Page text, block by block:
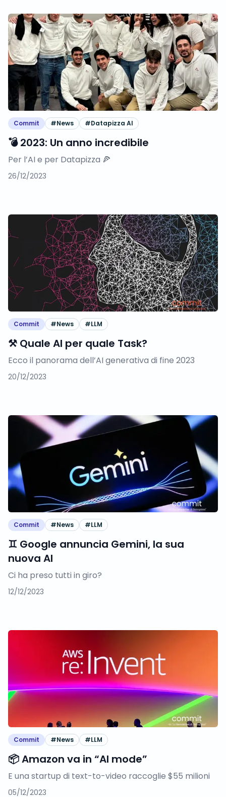
Commit #News #Datapizza AI
💣 2023: Un anno incredibile
Per l’AI e per Datapizza 🍕
26/12/2023
Commit #News #LLM
⚒️ Quale AI per quale Task?
Ecco il panorama dell’AI generativa di fine 2023
20/12/2023
Commit #News #LLM
♊️ Google annuncia Gemini, la sua
nuova AI
Ci ha preso tutti in giro?
12/12/2023
Commit #News #LLM
📦 Amazon va in “AI mode”
E una startup di text-to-video raccoglie $55 milioni
05/12/2023